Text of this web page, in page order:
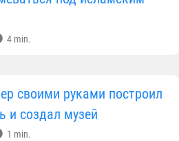
4 min.
своими руками построил
и создал музей
1 min.